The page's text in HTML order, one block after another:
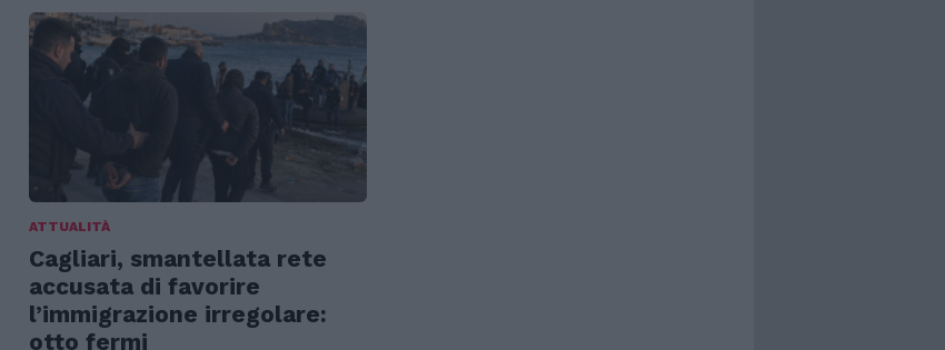
ATTUALITÀ
Cagliari, smantellata rete
accusata di favorire
l’immigrazione irregolare:
otto fermi